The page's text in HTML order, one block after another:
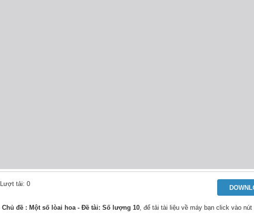
Lượt tải: 0
đề : Một số lòai hoa - Đề tài: Số lượng 10 , để tải tài liệu về máy bạn click vào nút